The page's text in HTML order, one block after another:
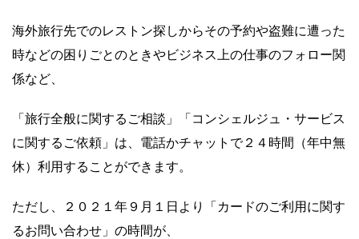
海外旅行先でのレストン探しからその予約や盗難に遭った
時などの困りごとのときやビジネス上の仕事のフォロー関
係など、
「旅行全般に関するご相談」「コンシェルジュ・サービス
に関するご依頼」は、電話かチャットで２４ 時間（年中無
休）利用することができます。
ただし、２０２１年９月１日より「カードのご利用に関す
るお問い合わせ」の時間が、